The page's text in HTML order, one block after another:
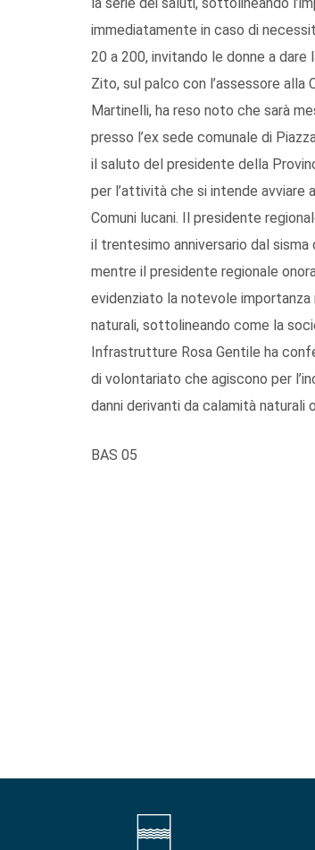
immediatamente in caso di
20 a 200, invitando le donne a
Zito, sul palco con l’assessore alla
Martinelli, ha reso noto che sarà
presso l’ex sede comunale di
il saluto del presidente della
per l’attività che si intende avviare
Comuni lucani. Il presidente
il trentesimo anniversario dal
mentre il presidente regionale
evidenziato la notevole
naturali, sottolineando come la
Infrastrutture Rosa Gentile ha
di volontariato che agiscono per
danni derivanti da calamità naturali
BAS 05